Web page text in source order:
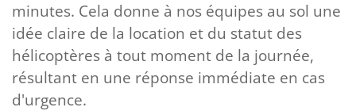
minutes. Cela donne à nos équipes au sol une
idée claire de la location et du statut des
hélicoptères à tout moment de la journée,
résultant en une réponse immédiate en cas
d'urgence.